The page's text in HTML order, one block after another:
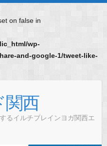
on false in
wp-
and-google-1/tweet-like-
関西
るイルチブレインヨガ関西エ